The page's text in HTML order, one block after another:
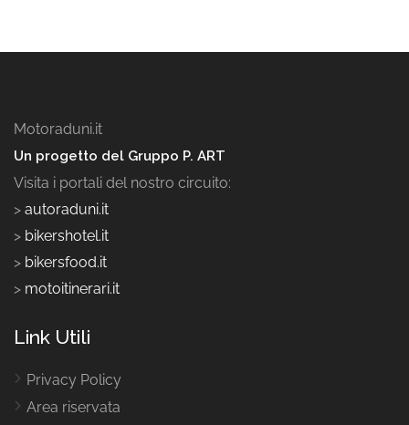
Motoraduni.it
Un progetto del Gruppo P. ART
Visita i portali del nostro circuito:
> autoraduni.it
> bikershotel.it
> bikersfood.it
> motoitinerari.it
Link Utili
Privacy Policy
Area riservata